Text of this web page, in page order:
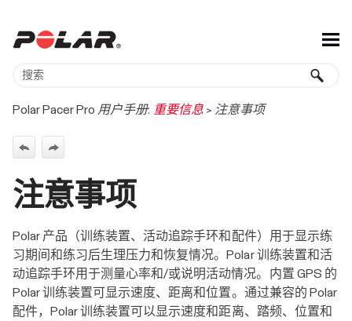
Polar Pacer Pro 用户手册: 重要信息> 注意事项
注意事项
Polar 产品（训练装置、活动追踪手环和配件）用于显示练
习期间和练习后生理压力和恢复情况。Polar 训练装置和活
动追踪手环用于测量心率和/或说明活动情况。内置 GPS 的
Polar 训练装置可显示速度、距离和位置。通过兼容的 Polar
配件，Polar 训练装置可以显示速度和距离、踏频、位置和